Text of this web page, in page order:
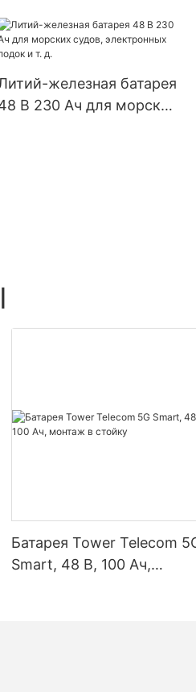
железная батарея
В 230 Ач для морских
Батарея Tower Telecom
Smart, 48 В, 100 Ач,